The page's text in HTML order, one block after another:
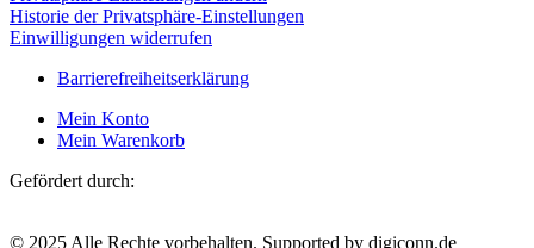
Historie der Privatsphäre-Einstellungen
Einwilligungen widerrufen
Barrierefreiheitserklärung
Mein Konto
Mein Warenkorb
Gefördert durch:
© 2025 Alle Rechte vorbehalten. Supported by digiconn.de